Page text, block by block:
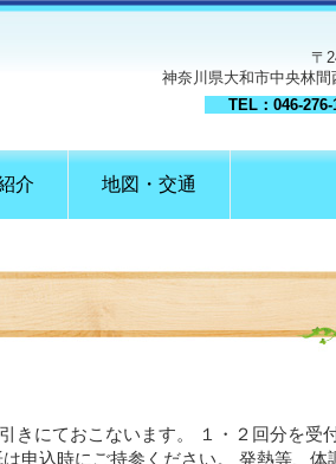
〒
神奈川県大和市中央林間
TEL：046-276-
介 地図・交通
きにておこないます。 １・２回分を受
申込時にご持参ください。 発熱等、体